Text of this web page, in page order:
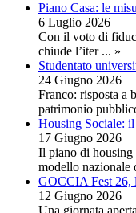
Piano Casa: le
6 Luglio 2026
Con il voto di
chiude l’iter ... »
Studentato
24 Giugno 2026
Franco: risposta a
patrimonio
Housing Sociale:
17 Giugno 2026
Il piano di housing
modello nazionale
GOCCIA Fest 26,
12 Giugno 2026
Una giornata